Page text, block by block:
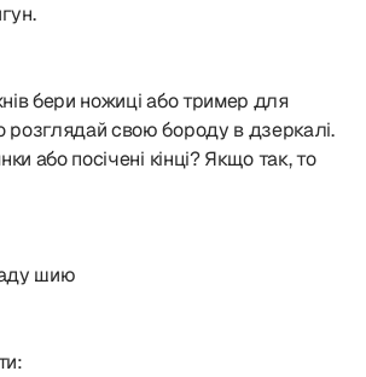
бери ножиці або тример для
свою бороду в дзеркалі.
або посічені кінці? Якщо так, то
шию